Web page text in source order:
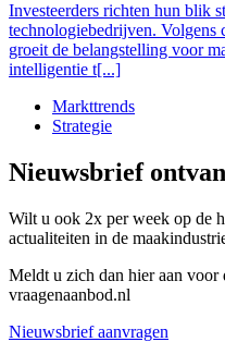
Investeerders richten hun blik
technologiebedrijven. Volgens
groeit de belangstelling voor
intelligentie t[...]
Markttrends
Strategie
Nieuwsbrief
Wilt u ook 2x per week op de
actualiteiten in de
Meldt u zich dan hier aan voor
vraagenaanbod.nl
Nieuwsbrief aanvragen